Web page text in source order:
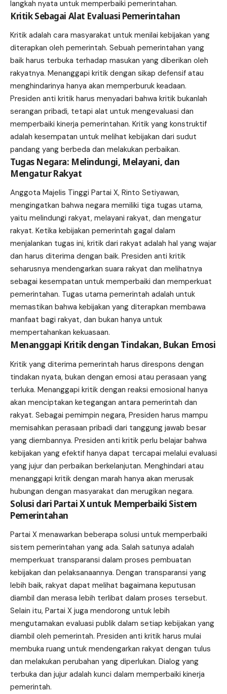
langkah nyata untuk memperbaiki pemerintahan.
Kritik Sebagai Alat Evaluasi Pemerintahan
Kritik adalah cara masyarakat untuk menilai kebijakan yang
diterapkan oleh pemerintah. Sebuah pemerintahan yang
baik harus terbuka terhadap masukan yang diberikan oleh
rakyatnya. Menanggapi kritik dengan sikap defensif atau
menghindarinya hanya akan memperburuk keadaan.
Presiden anti kritik harus menyadari bahwa kritik bukanlah
serangan pribadi, tetapi alat untuk mengevaluasi dan
memperbaiki kinerja pemerintahan. Kritik yang konstruktif
adalah kesempatan untuk melihat kebijakan dari sudut
pandang yang berbeda dan melakukan perbaikan.
Tugas Negara: Melindungi, Melayani, dan
Mengatur Rakyat
Anggota Majelis Tinggi Partai X, Rinto Setiyawan,
mengingatkan bahwa negara memiliki tiga tugas utama,
yaitu melindungi rakyat, melayani rakyat, dan mengatur
rakyat. Ketika kebijakan pemerintah gagal dalam
menjalankan tugas ini, kritik dari rakyat adalah hal yang wajar
dan harus diterima dengan baik. Presiden anti kritik
seharusnya mendengarkan suara rakyat dan melihatnya
sebagai kesempatan untuk memperbaiki dan memperkuat
pemerintahan. Tugas utama pemerintah adalah untuk
memastikan bahwa kebijakan yang diterapkan membawa
manfaat bagi rakyat, dan bukan hanya untuk
mempertahankan kekuasaan.
Menanggapi Kritik dengan Tindakan, Bukan Emosi
Kritik yang diterima pemerintah harus direspons dengan
tindakan nyata, bukan dengan emosi atau perasaan yang
terluka. Menanggapi kritik dengan reaksi emosional hanya
akan menciptakan ketegangan antara pemerintah dan
rakyat. Sebagai pemimpin negara, Presiden harus mampu
memisahkan perasaan pribadi dari tanggung jawab besar
yang diembannya. Presiden anti kritik perlu belajar bahwa
kebijakan yang efektif hanya dapat tercapai melalui evaluasi
yang jujur dan perbaikan berkelanjutan. Menghindari atau
menanggapi kritik dengan marah hanya akan merusak
hubungan dengan masyarakat dan merugikan negara.
Solusi dari Partai X untuk Memperbaiki Sistem
Pemerintahan
Partai X menawarkan beberapa solusi untuk memperbaiki
sistem pemerintahan yang ada. Salah satunya adalah
memperkuat transparansi dalam proses pembuatan
kebijakan dan pelaksanaannya. Dengan transparansi yang
lebih baik, rakyat dapat melihat bagaimana keputusan
diambil dan merasa lebih terlibat dalam proses tersebut.
Selain itu, Partai X juga mendorong untuk lebih
mengutamakan evaluasi publik dalam setiap kebijakan yang
diambil oleh pemerintah. Presiden anti kritik harus mulai
membuka ruang untuk mendengarkan rakyat dengan tulus
dan melakukan perubahan yang diperlukan. Dialog yang
terbuka dan jujur adalah kunci dalam memperbaiki kinerja
pemerintah.